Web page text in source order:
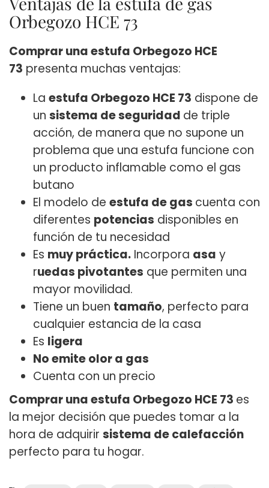
Orbegozo HCE 73
Comprar una estufa Orbegozo HCE
73 presenta muchas ventajas:
La estufa Orbegozo HCE 73 dispone de
un sistema de seguridad de triple
acción, de manera que no supone un
problema que una estufa funcione con
un producto inflamable como el gas
butano
El modelo de estufa de gas cuenta con
diferentes potencias disponibles en
función de tu necesidad
Es muy práctica. Incorpora asa y
ruedas pivotantes que permiten una
mayor movilidad.
Tiene un buen tamaño, perfecto para
cualquier estancia de la casa
Es ligera
No emite olor a gas
Cuenta con un precio
Comprar una estufa Orbegozo HCE 73 es
la mejor decisión que puedes tomar a la
hora de adquirir sistema de calefacción
perfecto para tu hogar.